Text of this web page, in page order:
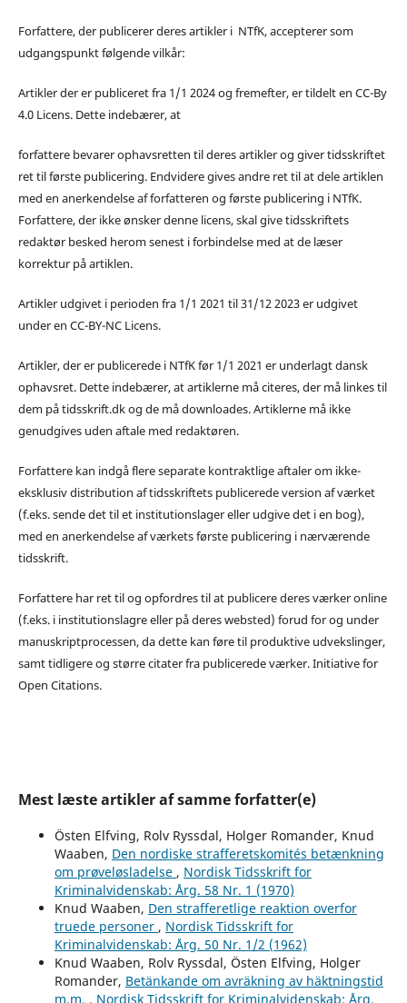
Forfattere, der publicerer deres artikler i NTfK, accepterer som
udgangspunkt følgende vilkår:
Artikler der er publiceret fra 1/1 2024 og fremefter, er tildelt en CC-By
4.0 Licens. Dette indebærer, at
forfattere bevarer ophavsretten til deres artikler og giver tidsskriftet
ret til første publicering. Endvidere gives andre ret til at dele artiklen
med en anerkendelse af forfatteren og første publicering i NTfK.
Forfattere, der ikke ønsker denne licens, skal give tidsskriftets
redaktør besked herom senest i forbindelse med at de læser
korrektur på artiklen.
Artikler udgivet i perioden fra 1/1 2021 til 31/12 2023 er udgivet
under en CC-BY-NC Licens.
Artikler, der er publicerede i NTfK før 1/1 2021 er underlagt dansk
ophavsret. Dette indebærer, at artiklerne må citeres, der må linkes til
dem på tidsskrift.dk og de må downloades. Artiklerne må ikke
genudgives uden aftale med redaktøren.
Forfattere kan indgå flere separate kontraktlige aftaler om ikke-
eksklusiv distribution af tidsskriftets publicerede version af værket
(f.eks. sende det til et institutionslager eller udgive det i en bog),
med en anerkendelse af værkets første publicering i nærværende
tidsskrift.
Forfattere har ret til og opfordres til at publicere deres værker online
(f.eks. i institutionslagre eller på deres websted) forud for og under
manuskriptprocessen, da dette kan føre til produktive udvekslinger,
samt tidligere og større citater fra publicerede værker. Initiative for
Open Citations.
Mest læste artikler af samme forfatter(e)
Östen Elfving, Rolv Ryssdal, Holger Romander, Knud
Waaben, Den nordiske strafferetskomités betænkning
om prøveløsladelse , Nordisk Tidsskrift for
Kriminalvidenskab: Årg. 58 Nr. 1 (1970)
Knud Waaben, Den strafferetlige reaktion overfor
truede personer , Nordisk Tidsskrift for
Kriminalvidenskab: Årg. 50 Nr. 1/2 (1962)
Knud Waaben, Rolv Ryssdal, Östen Elfving, Holger
Romander, Betänkande om avräkning av häktningstid
m.m. , Nordisk Tidsskrift for Kriminalvidenskab: Årg.